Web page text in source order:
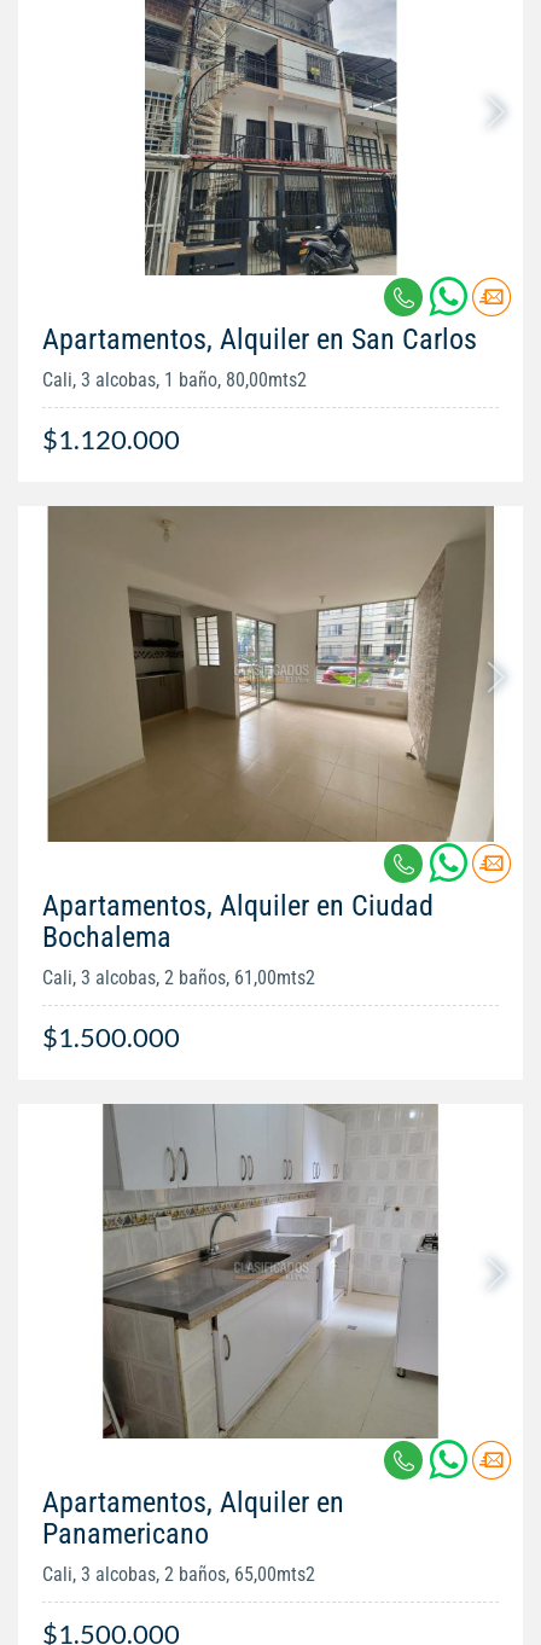
Apartamentos, Alquiler en San Carlos
Cali, 3 alcobas, 1 baño, 80,00mts2
$1.120.000
Apartamentos, Alquiler en Ciudad
Bochalema
Cali, 3 alcobas, 2 baños, 61,00mts2
$1.500.000
Apartamentos, Alquiler en
Panamericano
Cali, 3 alcobas, 2 baños, 65,00mts2
$1.500.000